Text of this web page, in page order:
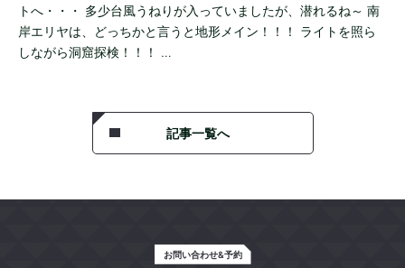
トへ・・・ 多少台風うねりが入っていましたが、潜れるね～ 南
岸エリヤは、どっちかと言うと地形メイン！！！ ライトを照ら
しながら洞窟探検！！！ …
記事一覧へ
お問い合わせ&予約